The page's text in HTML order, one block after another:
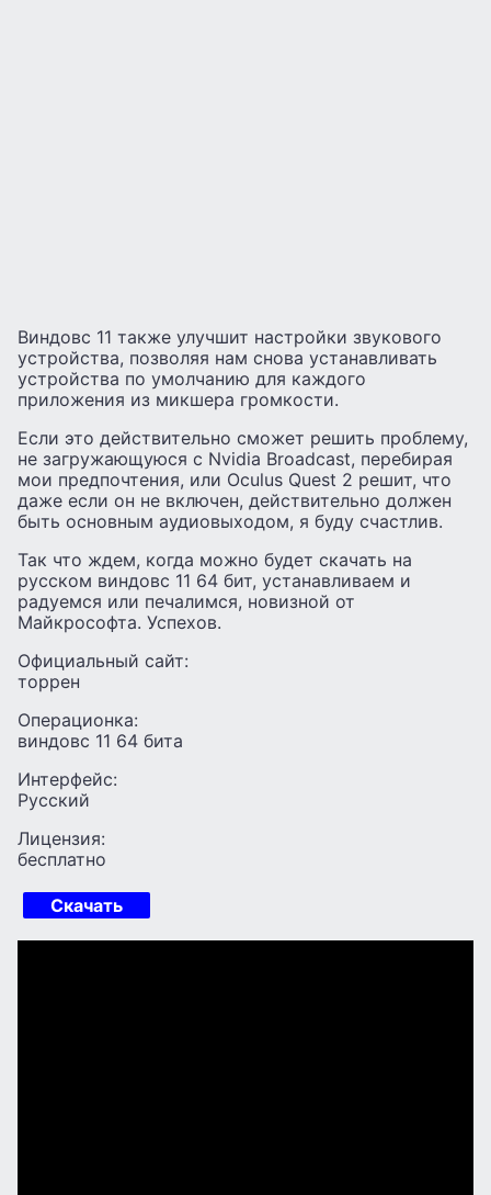
Виндовс 11 также улучшит настройки звукового
устройства, позволяя нам снова устанавливать
устройства по умолчанию для каждого
приложения из микшера громкости.
Если это действительно сможет решить проблему,
не загружающуюся с Nvidia Broadcast, перебирая
мои предпочтения, или Oculus Quest 2 решит, что
даже если он не включен, действительно должен
быть основным аудиовыходом, я буду счастлив.
Так что ждем, когда можно будет скачать на
русском виндовс 11 64 бит, устанавливаем и
радуемся или печалимся, новизной от
Майкрософта. Успехов.
Официальный сайт:
торрен
Операционка:
виндовс 11 64 бита
Интерфейс:
Русский
Лицензия:
бесплатно
Скачать